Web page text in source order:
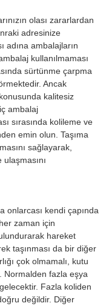
olası zararlardan
adresinize
adına ambalajların
kullanılmaması
sürtünme çarpma
Ancak
kalitesiz
ambalaj
sırasında kolileme ve
emin olun. Taşıma
sağlayarak,
onlarcası kendi çapında
zaman için
hareket
taşınması da bir diğer
çok olmamalı, kutu
Normalden fazla eşya
Fazla koliden
değildir. Diğer